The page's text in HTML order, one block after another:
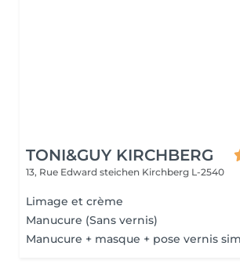
TONI&GUY KIRCHBERG
13, Rue Edward steichen Kirchberg L-2540
Limage et crème
Manucure (Sans vernis)
Manucure + masque + pose vernis